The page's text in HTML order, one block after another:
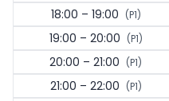
18:00 – 19:00 (P1)
19:00 – 20:00 (P1)
20:00 – 21:00 (P1)
21:00 – 22:00 (P1)